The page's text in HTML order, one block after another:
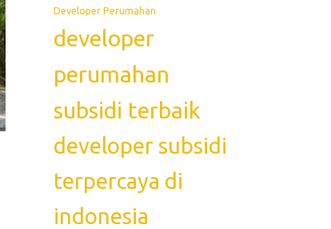
Developer Perumahan
developer
perumahan
subsidi terbaik
developer subsidi
terpercaya di
indonesia